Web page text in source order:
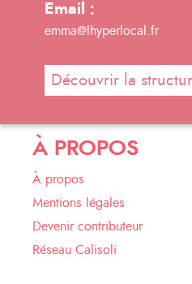
Email :
emma@lhyperlocal.fr
Découvrir la
À PROPOS
À propos
Mentions légales
Devenir contributeur
Réseau Calisoli